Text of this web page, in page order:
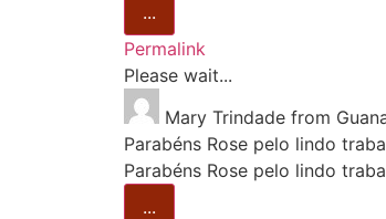
...
Permalink
Please wait...
Mary Trindade from
Parabéns Rose pelo lindo
Parabéns Rose pelo lindo
...